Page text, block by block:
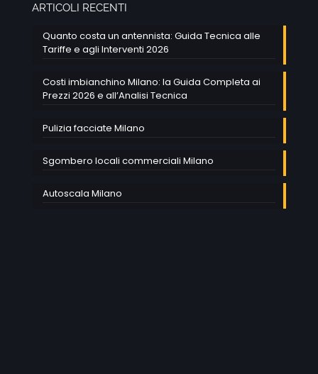
ARTICOLI RECENTI
Quanto costa un antennista: Guida Tecnica alle
Tariffe e agli Interventi 2026
Costi imbianchino Milano: la Guida Completa ai
Prezzi 2026 e all’Analisi Tecnica
Pulizia facciate Milano
Sgombero locali commerciali Milano
Autoscala Milano